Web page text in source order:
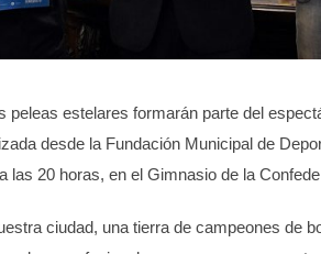
peleas estelares formarán parte del
desde la Fundación Municipal de
las 20 horas, en el Gimnasio de la
ciudad, una tierra de campeones de